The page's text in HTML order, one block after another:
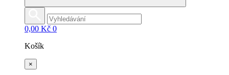
0,00 Kč 0
Košík
×